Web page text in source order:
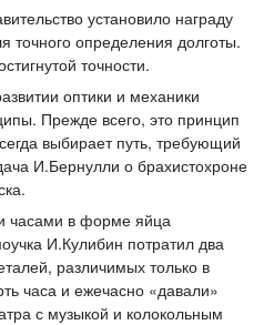
установило награду
точного определения долготы.
точности.
оптики и механики
Прежде всего, это принцип
выбирает путь, требующий
И.Бернулли о брахистохроне
часами в форме яйца
И.Кулибин потратил два
различимых только в
часа и ежечасно «давали»
с музыкой и колокольным